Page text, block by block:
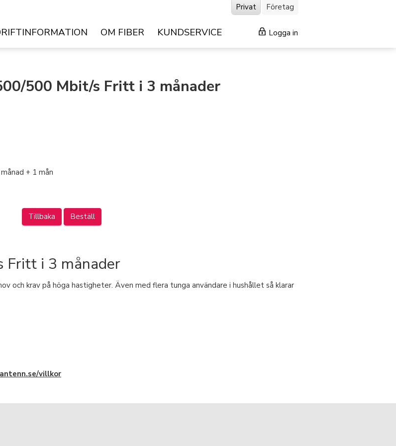
OM FIBER KUNDSERVICE Logga in
Privat Företag
500 Mbit/s Fritt i 3 månader
+ 1 mån
Tillbaka Beställ
Fritt i 3 månader
och krav på höga hastigheter. Även med flera tunga användare i hushållet så klarar
villkor